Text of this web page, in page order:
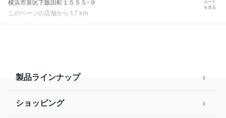
横浜市泉区下飯田町１５５５-９
このページの店舗から 1.7 km
ルート
を見る
製品ラインナップ
ショッピング